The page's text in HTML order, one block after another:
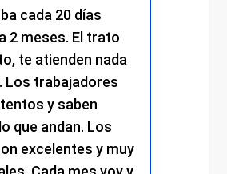
cada 20 días
2 meses. El trato
te atienden nada
Los trabajadores
y saben
que andan. Los
excelentes y muy